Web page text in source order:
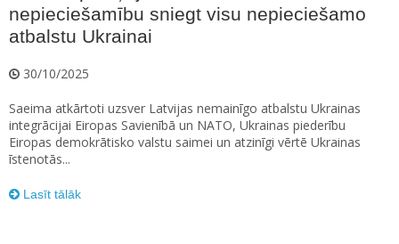
nepieciešamību sniegt visu nepieciešamo
atbalstu Ukrainai
30/10/2025
Saeima atkārtoti uzsver Latvijas nemainīgo atbalstu Ukrainas
integrācijai Eiropas Savienībā un NATO, Ukrainas piederību
Eiropas demokrātisko valstu saimei un atzinīgi vērtē Ukrainas
īstenotās...
Lasīt tālāk